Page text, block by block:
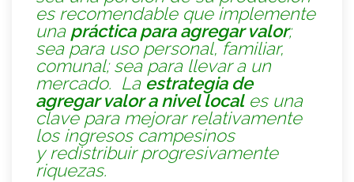
es recomendable que implemente
una práctica para agregar valor;
sea para uso personal, familiar,
comunal; sea para llevar a un
mercado. La estrategia de
agregar valor a nivel locales una
clave para mejorar relativamente
los ingresos campesinos
yredistribuir progresivamente
riquezas.